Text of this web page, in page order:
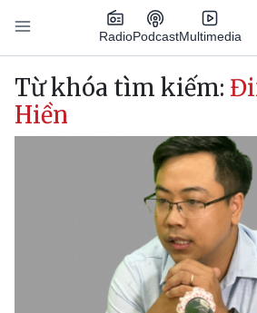
Nhảy đến nội dung
RadioPodcastMultimedia
Main navigation
Từ khóa tìm kiếm:
Hiền